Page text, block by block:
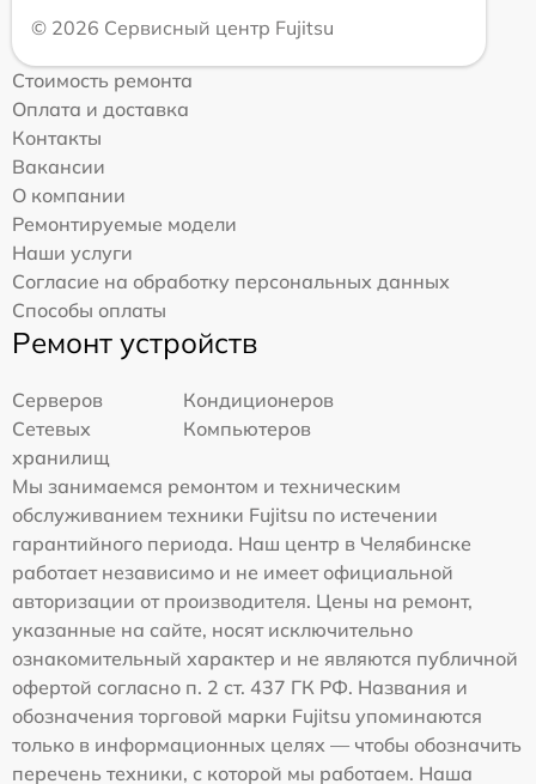
© 2026 Сервисный центр Fujitsu
Стоимость ремонта
Оплата и доставка
Контакты
Вакансии
О компании
Ремонтируемые модели
Наши услуги
Согласие на обработку персональных данных
Способы оплаты
Ремонт устройств
Серверов
Кондиционеров
Сетевых
хранилищ
Компьютеров
Мы занимаемся ремонтом и техническим
обслуживанием техники Fujitsu по истечении
гарантийного периода. Наш центр в Челябинске
работает независимо и не имеет официальной
авторизации от производителя. Цены на ремонт,
указанные на сайте, носят исключительно
ознакомительный характер и не являются публичной
офертой согласно п. 2 ст. 437 ГК РФ. Названия и
обозначения торговой марки Fujitsu упоминаются
только в информационных целях — чтобы обозначить
перечень техники, с которой мы работаем. Наша